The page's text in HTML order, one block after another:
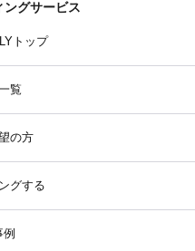
ングサービス
トップ
覧
の方
グする